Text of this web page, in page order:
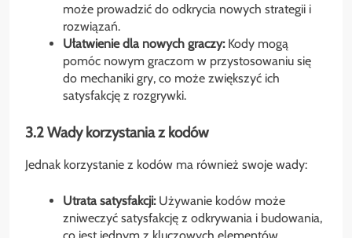
może prowadzić do odkrycia nowych strategii i
rozwiązań.
Ułatwienie dla nowych graczy:Kody mogą
pomóc nowym graczom w przystosowaniu się
do mechaniki gry, co może zwiększyć ich
satysfakcję z rozgrywki.
3.2 Wady korzystania z kodów
Jednak korzystanie z kodów ma również swoje wady:
Utrata satysfakcji:Używanie kodów może
zniweczyć satysfakcję z odkrywania i budowania,
co jest jednym z kluczowych elementów